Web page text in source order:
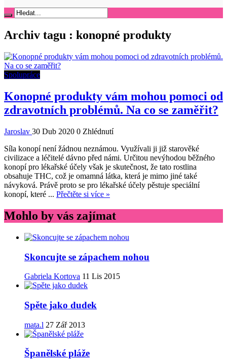
Archiv tagu : konopné produkty
Spolupráce
Konopné produkty vám mohou pomoci od
zdravotních problémů. Na co se zaměřit?
Jaroslav 30 Dub 2020 0 Zhlédnutí
Síla konopí není žádnou neznámou. Využívali ji již starověké
civilizace a léčitelé dávno před námi. Určitou nevýhodou běžného
konopí pro lékařské účely však je skutečnost, že tato rostlina
obsahuje THC, což je omamná látka, která je mimo jiné také
návyková. Právě proto se pro lékařské účely pěstuje speciální
konopí, které ... Přečtěte si více »
Mohlo by vás zajímat
Skoncujte se zápachem nohou
Gabriela Kortova 11 Lis 2015
Spěte jako dudek
mata.l 27 Zář 2013
Španělské pláže